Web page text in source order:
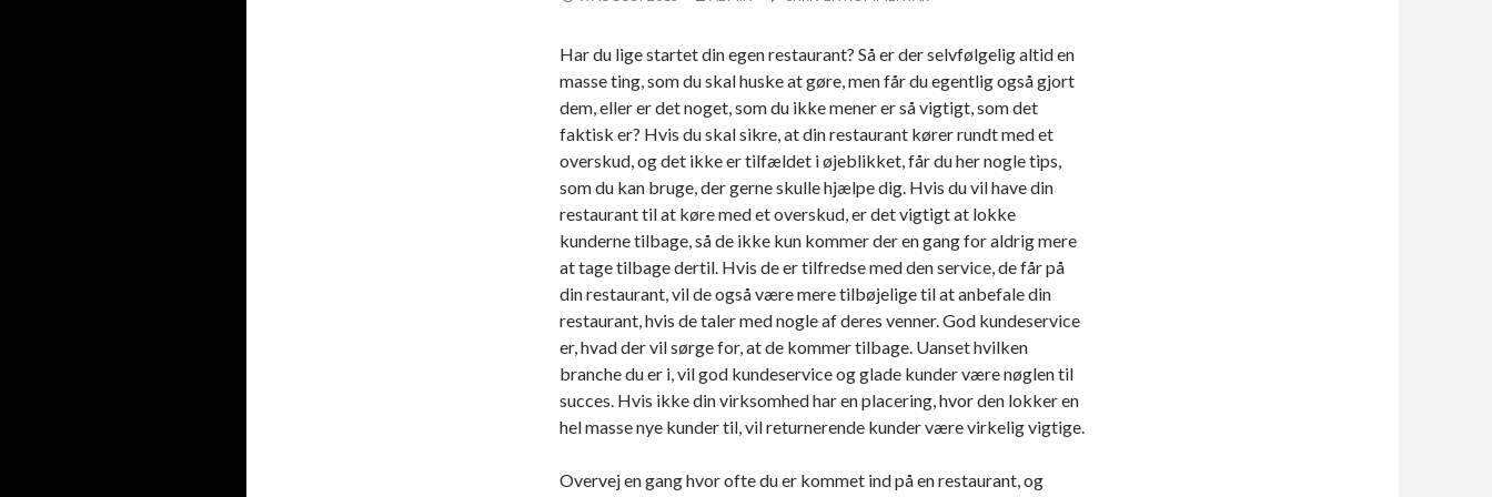
Har du lige startet din egen restaurant? Så er der selvfølgelig altid en
masse ting, som du skal huske at gøre, men får du egentlig også gjort
dem, eller er det noget, som du ikke mener er så vigtigt, som det
faktisk er? Hvis du skal sikre, at din restaurant kører rundt med et
overskud, og det ikke er tilfældet i øjeblikket, får du her nogle tips,
som du kan bruge, der gerne skulle hjælpe dig. Hvis du vil have din
restaurant til at køre med et overskud, er det vigtigt at lokke
kunderne tilbage, så de ikke kun kommer der en gang for aldrig mere
at tage tilbage dertil. Hvis de er tilfredse med den service, de får på
din restaurant, vil de også være mere tilbøjelige til at anbefale din
restaurant, hvis de taler med nogle af deres venner. God kundeservice
er, hvad der vil sørge for, at de kommer tilbage. Uanset hvilken
branche du er i, vil god kundeservice og glade kunder være nøglen til
succes. Hvis ikke din virksomhed har en placering, hvor den lokker en
hel masse nye kunder til, vil returnerende kunder være virkelig vigtige.
Overvej en gang hvor ofte du er kommet ind på en restaurant, og